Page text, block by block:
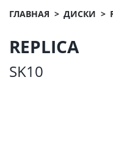
ГЛАВНАЯ ДИСКИ
REPLICA
SK10